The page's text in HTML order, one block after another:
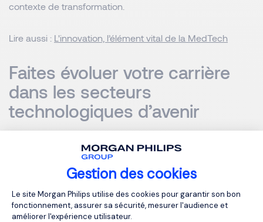
Gestion des cookies
Plateforme de Gestion du
Le site Morgan Philips utilise des cookies pour garantir son bon
fonctionnement, assurer sa sécurité, mesurer l'audience et
améliorer l'expérience utilisateur.
contexte de transformation.
Lire aussi : L'innovation, l’élément vital de la MedTech
Faites évoluer votre carrière
dans les secteurs
technologiques d’avenir
Tout comme la reformulation d’un CV (ou même la prise
de références) ne suffisent plus pour analyser le parcours
et le potentiel d’adaptation d’un bon candidat,
ne se résume plus à un choix cornélien entre un
constructeur, un équipementier, un grand groupe ou un